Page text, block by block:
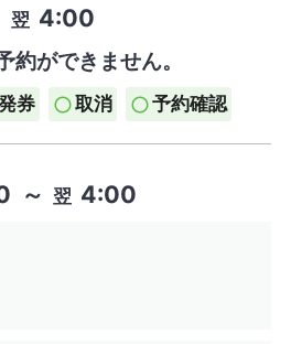
翌 4:00
約ができません。
券 取消 予約確認
～ 翌 4:00